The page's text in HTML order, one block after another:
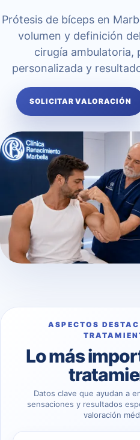
Prótesis de bíceps en
volumen y definición
cirugía ambulatoria,
personalizada y
SOLICITAR VALORACIÓN
ASPECTOS
Lo más
Datos clave que ayudan a
sensaciones y resultados
valoración